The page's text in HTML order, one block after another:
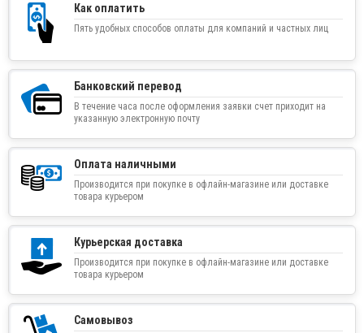
Как оплатить
Пять удобных способов оплаты для компаний и частных лиц
Банковский перевод
В течение часа после оформления заявки счет приходит на
указанную электронную почту
Оплата наличными
Производится при покупке в офлайн-магазине или доставке
товара курьером
Курьерская доставка
Производится при покупке в офлайн-магазине или доставке
товара курьером
Самовывоз